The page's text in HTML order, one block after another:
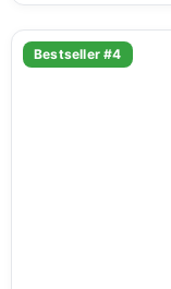
Bestseller #4